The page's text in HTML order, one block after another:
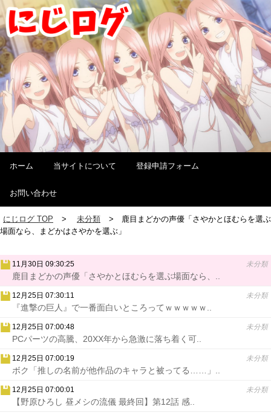
ホーム 当サイトについて 登録申請フォーム
お問い合わせ
にじログ TOP 未分類
鹿目まどかの声優「さやかとほむらを選ぶ
場面なら、まどかはさやかを選ぶ」
11月30日 09:30:25 未分類
鹿目まどかの声優「さやかとほむらを選ぶ場面なら、..
12月25日 07:30:11 未分類
『進撃の巨人』で一番面白いところってｗｗｗｗｗ..
12月25日 07:00:48 未分類
PCパーツの高騰、20XX年から急激に落ち着く可..
12月25日 07:00:19 未分類
ボク「推しの名前が他作品のキャラと被ってる……」..
12月25日 07:00:01 未分類
【野原ひろし 昼メシの流儀 最終回】第12話 感..